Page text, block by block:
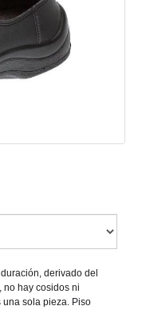
derivado del
no hay cosidos ni
sola pieza. Piso